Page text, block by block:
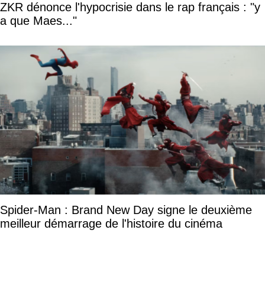
ZKR dénonce l'hypocrisie dans le rap français : "y
a que Maes..."
Spider-Man : Brand New Day signe le deuxième
meilleur démarrage de l'histoire du cinéma